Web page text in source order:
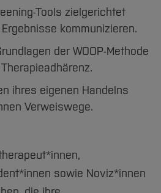
Tools zielgerichtet
kommunizieren.
der WOOP-Methode
ihres eigenen Handelns
Verweiswege.
sowie Noviz*innen